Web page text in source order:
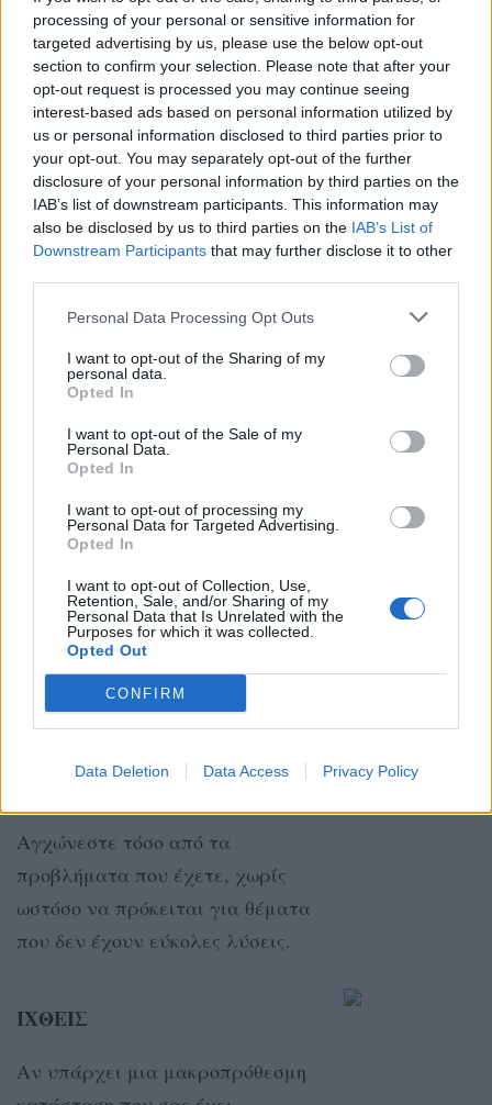
processing of your personal or sensitive information for
targeted advertising by us, please use the below opt-out
section to confirm your selection. Please note that after your
opt-out request is processed you may continue seeing
interest-based ads based on personal information utilized by
us or personal information disclosed to third parties prior to
your opt-out. You may separately opt-out of the further
disclosure of your personal information by third parties on the
IAB’s list of downstream participants. This information may
also be disclosed by us to third parties on the IAB’s List of
Downstream Participants that may further disclose it to other
Personal Data Processing Opt Outs
I want to opt-out of the Sharing of my
personal data.
Opted In
I want to opt-out of the Sale of my
Personal Data.
Opted In
I want to opt-out of processing my
Personal Data for Targeted Advertising.
Opted In
I want to opt-out of Collection, Use,
Retention, Sale, and/or Sharing of my
Personal Data that Is Unrelated with the
Purposes for which it was collected.
Opted Out
CONFIRM
Data Deletion Data Access Privacy Policy
Η ευαίσθητη πλευρά σας θα έρθει
στην επιφάνεια τις ημέρες που
ακολουθούν!
ΣΚΟΡΠΙΟΣ
Θα βρεθείτε μπλεγμένοι σε
δύσκολες καταστάσεις και θα
πρέπει να συμμαζέψετε τα λάθη
των άλλων.
ΤΟΞΟΤΗΣ
Θα μάθετε ότι σήμερα τα
πράγματα ξεκινούν να
στρέφονται προς όφελός σας.
ΑΙΓΟΚΕΡΩΣ
Το μυαλό σας δεν είναι
συγκεντρωμένο και ξεχνάτε
πολλά σημαντικά πράγματα.
Αγχώνεστε τόσο από τα
προβλήματα που έχετε, χωρίς
ωστόσο να πρόκειται για θέματα
που δεν έχουν εύκολες λύσεις.
ΙΧΘΕΙΣ
Αν υπάρχει μια μακροπρόθεσμη